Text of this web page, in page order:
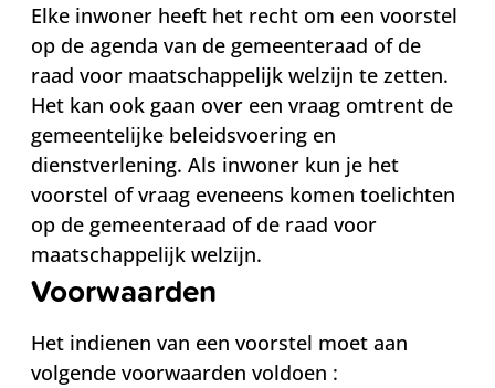
Elke inwoner heeft het recht om een voorstel
op de agenda van de gemeenteraad of de
raad voor maatschappelijk welzijn te zetten.
Het kan ook gaan over een vraag omtrent de
gemeentelijke beleidsvoering en
dienstverlening. Als inwoner kun je het
voorstel of vraag eveneens komen toelichten
op de gemeenteraad of de raad voor
maatschappelijk welzijn.
Voorwaarden
Het indienen van een voorstel moet aan
volgende voorwaarden voldoen :